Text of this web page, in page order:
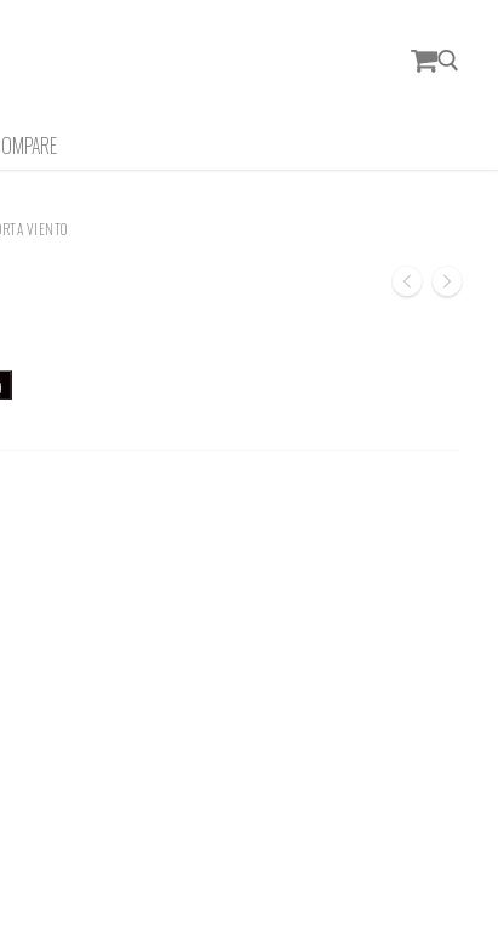
VIENTO